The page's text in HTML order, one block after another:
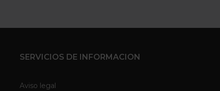
SERVICIOS DE INFORMACION
Aviso legal